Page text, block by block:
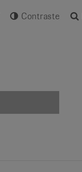
Contraste